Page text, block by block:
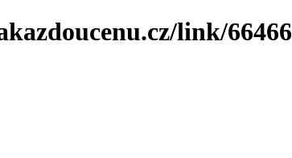
link/66466